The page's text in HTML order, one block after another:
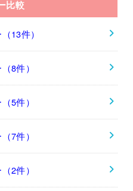
比較
13件）
8件）
5件）
7件）
2件）